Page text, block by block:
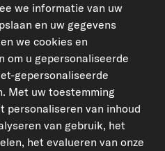
carpardoo.fr
we informatie van uw
en uw gegevens
we cookies en
om u gepersonaliseerde
gepersonaliseerde
Met uw toestemming
personaliseren van inhoud
van gebruik, het
het evalueren van onze